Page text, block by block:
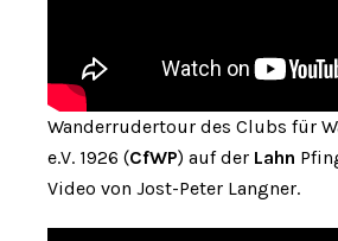
Wanderrudertour des Clubs für
e.V. 1926 (CfWP) auf der Lahn
Video von Jost-Peter Langner.